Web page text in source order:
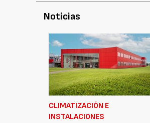
Noticias
CLIMATIZACIÓN E
INSTALACIONES